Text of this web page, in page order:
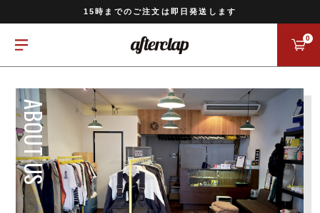
15時までのご注文は即日発送します
0